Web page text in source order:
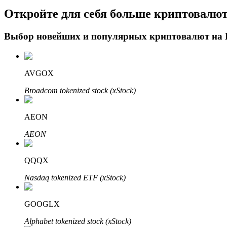
Блокировки BTR
Откройте для себя больше
Выбор новейших и популярных криптовалют на
AVGOX
Broadcom tokenized stock (xStock)
AEON
AEON
QQQX
Nasdaq tokenized ETF (xStock)
GOOGLX
Alphabet tokenized stock (xStock)